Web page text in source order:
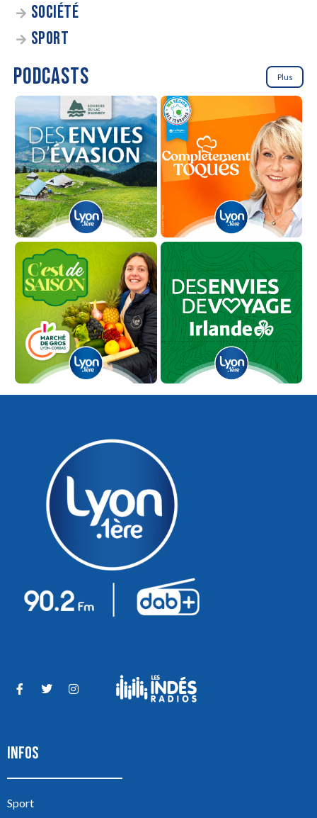
SOCIÉTÉ
SPORT
PODCASTS Plus
INFOS
Sport